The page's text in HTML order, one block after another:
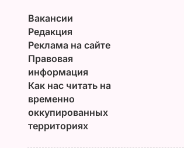
Вакансии
Редакция
Реклама на сайте
Правовая
информация
Как нас читать на
временно
оккупированных
территориях